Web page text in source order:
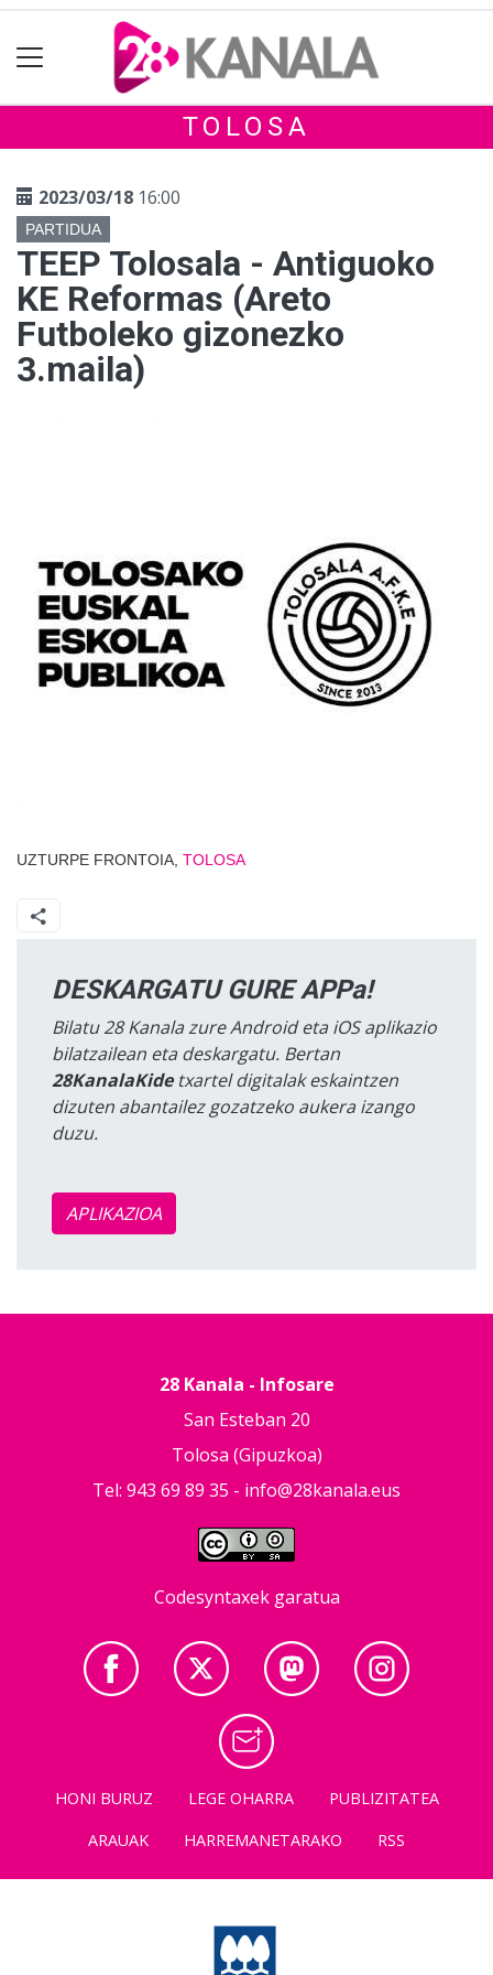
TOLOSA
2023/03/18 16:00
PARTIDUA
TEEP Tolosala - Antiguoko
KE Reformas (Areto
Futboleko gizonezko
3.maila)
UZTURPE FRONTOIA, TOLOSA
DESKARGATU GURE APPa!
Bilatu 28 Kanala zure Android eta iOS aplikazio
bilatzailean eta deskargatu. Bertan
28KanalaKidetxartel digitalak eskaintzen
dizuten abantailez gozatzeko aukera izango
duzu.
APLIKAZIOA
28 Kanala - Infosare
San Esteban 20
Tolosa (Gipuzkoa)
Tel: 943 69 89 35 - info@28kanala.eus
Codesyntaxek garatua
HONI BURUZ LEGE OHARRA
PUBLIZITATEA
ARAUAK
HARREMANETARAKO RSS